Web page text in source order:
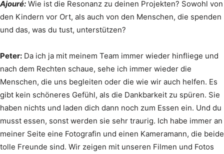
Ajouré: Wie ist die Resonanz zu deinen Projekten? Sowohl von
den Kindern vor Ort, als auch von den Menschen, die spenden
und das, was du tust, unterstützen?
Peter: Da ich ja mit meinem Team immer wieder hinfliege und
nach dem Rechten schaue, sehe ich immer wieder die
Menschen, die uns begleiten oder die wie wir auch helfen. Es
gibt kein schöneres Gefühl, als die Dankbarkeit zu spüren. Sie
haben nichts und laden dich dann noch zum Essen ein. Und du
musst essen, sonst werden sie sehr traurig. Ich habe immer an
meiner Seite eine Fotografin und einen Kameramann, die beide
tolle Freunde sind. Wir zeigen mit unseren Filmen und Fotos